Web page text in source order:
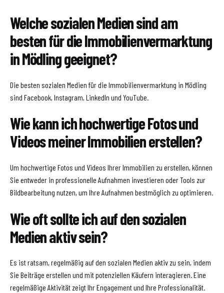
Welche sozialen Medien sind am
besten für die Immobilienvermarktung
in Mödling geeignet?
Die besten sozialen Medien für die Immobilienvermarktung in Mödling
sind Facebook, Instagram, LinkedIn und YouTube.
Wie kann ich hochwertige Fotos und
Videos meiner Immobilien erstellen?
Um hochwertige Fotos und Videos Ihrer Immobilien zu erstellen, können
Sie entweder in professionelle Aufnahmen investieren oder Tools zur
Bildbearbeitung nutzen, um Ihre Aufnahmen bestmöglich zu optimieren.
Wie oft sollte ich auf den sozialen
Medien aktiv sein?
Es ist ratsam, regelmäßig auf den sozialen Medien aktiv zu sein, indem
Sie Beiträge erstellen und mit potenziellen Käufern interagieren. Eine
regelmäßige Aktivität zeigt Ihr Engagement und Ihre Professionalität.